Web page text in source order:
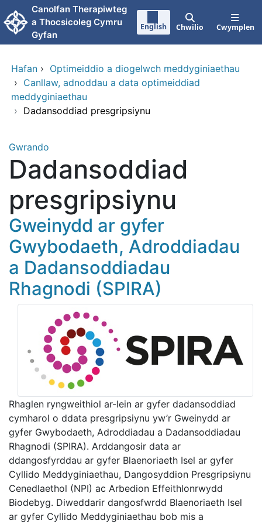
Neidio i'r prif gynnwy
Canolfan Therapiwteg
a Thocsicoleg Cymru
Gyfan
English Chwilio Cwymplen
Hafan › Optimeiddio a diogelwch meddyginiaethau
› Canllaw, adnoddau a data optimeiddiad
meddyginiaethau
› Dadansoddiad presgripsiynu
Gwrando
Dadansoddiad
presgripsiynu
Gweinydd ar gyfer
Gwybodaeth, Adroddiadau
a Dadansoddiadau
Rhagnodi (SPIRA)
Rhaglen ryngweithiol ar-lein ar gyfer dadansoddiad
cymharol o ddata presgripsiynu yw’r Gweinydd ar
gyfer Gwybodaeth, Adroddiadau a Dadansoddiadau
Rhagnodi (SPIRA). Arddangosir data ar
ddangosfyrddau ar gyfer Blaenoriaeth Isel ar gyfer
Cyllido Meddyginiaethau, Dangosyddion Presgripsiynu
Cenedlaethol (NPI) ac Arbedion Effeithlonrwydd
Biodebyg. Diweddarir dangosfwrdd Blaenoriaeth Isel
ar gyfer Cyllido Meddyginiaethau bob mis a